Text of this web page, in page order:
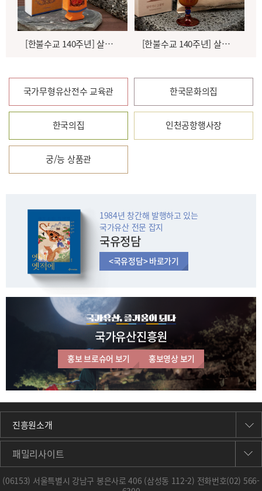
[한불수교 140주년] 살라미나 비누 [한불수교 140주년] 살라미나 고블렛
국가무형유산전수 교육관 한국문화의집
한국의집 인천공항행사장
궁/능 상품관
1984년 창간해 발행하고 있는
국가유산 전문 잡지
국유정담
<국유정담> 바로가기
국가유산진흥원
홍보 브로슈어 보기 홍보영상 보기
진흥원소개
패밀리사이트
(06153) 서울특별시 강남구 봉은사로 406 (삼성동 112-2) 전화번호(02) 566-